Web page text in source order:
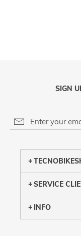
SIGN
SERVICE
INFO